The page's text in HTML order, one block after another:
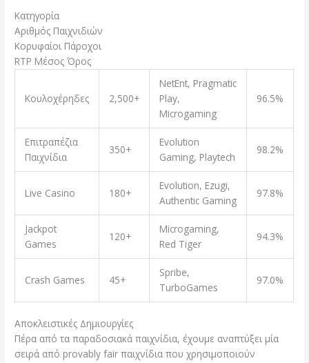
Κατηγορία
Αριθμός Παιχνιδιών
Κορυφαίοι Πάροχοι
RTP Μέσος Όρος
Κουλοχέρηδες 2,500+
NetEnt, Pragmatic
Play,
Microgaming
96.5%
Επιτραπέζια
Παιχνίδια
350+
Evolution
Gaming, Playtech
98.2%
Live Casino 180+
Evolution, Ezugi,
Authentic Gaming
97.8%
Jackpot
Games
120+
Microgaming,
Red Tiger
94.3%
Crash Games 45+
Spribe,
TurboGames
97.0%
Αποκλειστικές Δημιουργίες
Πέρα από τα παραδοσιακά παιχνίδια, έχουμε αναπτύξει μία
σειρά από provably fair παιχνίδια που χρησιμοποιούν